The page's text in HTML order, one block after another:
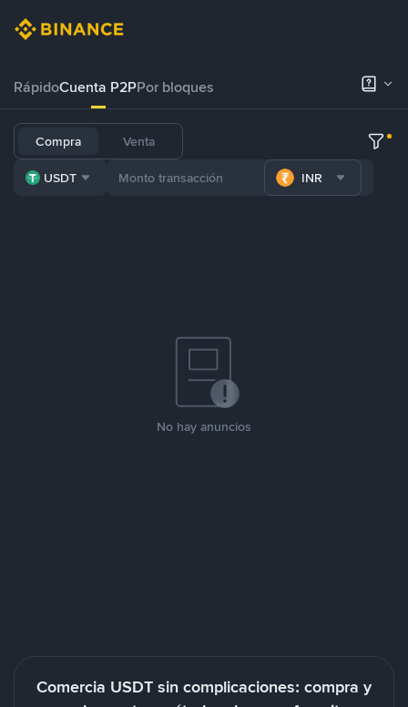
RápidoCuenta P2PPor bloques
Compra Venta
USDT INR
No hay anuncios
Comercia USDT sin complicaciones: compra y